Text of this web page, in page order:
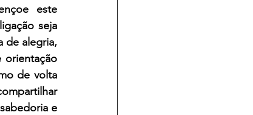
este
seja
de alegria,
orientação
de volta
e